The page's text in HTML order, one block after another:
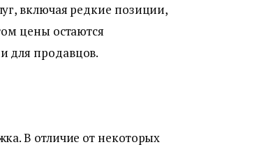
включая редкие позиции,
цены остаются
для продавцов.
В отличие от некоторых